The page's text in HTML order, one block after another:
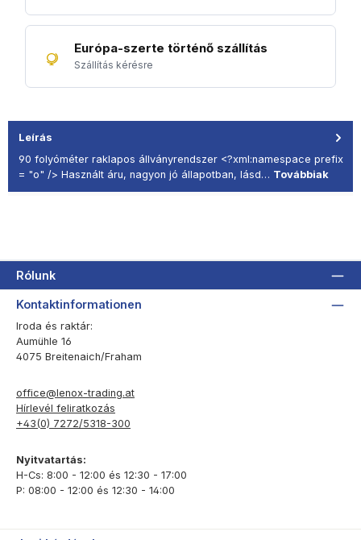
Európa-szerte történő szállítás
Szállítás kérésre
Leírás
90 folyóméter raklapos állványrendszer <?xml:namespace prefix
= "o" /> Használt áru, nagyon jó állapotban, lásd… Továbbiak
Rólunk
Kontaktinformationen
Iroda és raktár:
Aumühle 16
4075 Breitenaich/Fraham
office@lenox-trading.at
Hírlevél feliratkozás
+43(0) 7272/5318-300
Nyitvatartás:
H-Cs: 8:00 - 12:00 és 12:30 - 17:00
P: 08:00 - 12:00 és 12:30 - 14:00